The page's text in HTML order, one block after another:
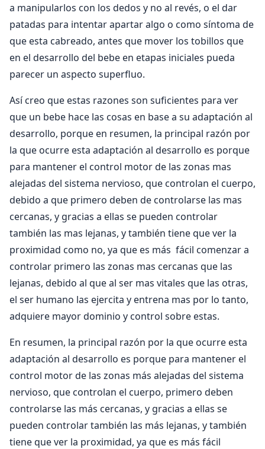
a manipularlos con los dedos y no al revés, o el dar
patadas para intentar apartar algo o como síntoma de
que esta cabreado, antes que mover los tobillos que
en el desarrollo del bebe en etapas iniciales pueda
parecer un aspecto superfluo.
Así creo que estas razones son suficientes para ver
que un bebe hace las cosas en base a su adaptación al
desarrollo, porque en resumen, la principal razón por
la que ocurre esta adaptación al desarrollo es porque
para mantener el control motor de las zonas mas
alejadas del sistema nervioso, que controlan el cuerpo,
debido a que primero deben de controlarse las mas
cercanas, y gracias a ellas se pueden controlar
también las mas lejanas, y también tiene que ver la
proximidad como no, ya que es más fácil comenzar a
controlar primero las zonas mas cercanas que las
lejanas, debido al que al ser mas vitales que las otras,
el ser humano las ejercita y entrena mas por lo tanto,
adquiere mayor dominio y control sobre estas.
En resumen, la principal razón por la que ocurre esta
adaptación al desarrollo es porque para mantener el
control motor de las zonas más alejadas del sistema
nervioso, que controlan el cuerpo, primero deben
controlarse las más cercanas, y gracias a ellas se
pueden controlar también las más lejanas, y también
tiene que ver la proximidad, ya que es más fácil